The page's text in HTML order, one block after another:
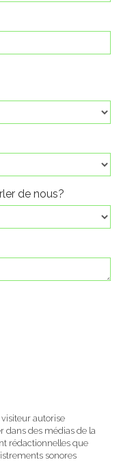
de nous?
visiteur autorise
dans des médias de la
rédactionnelles que
sonores